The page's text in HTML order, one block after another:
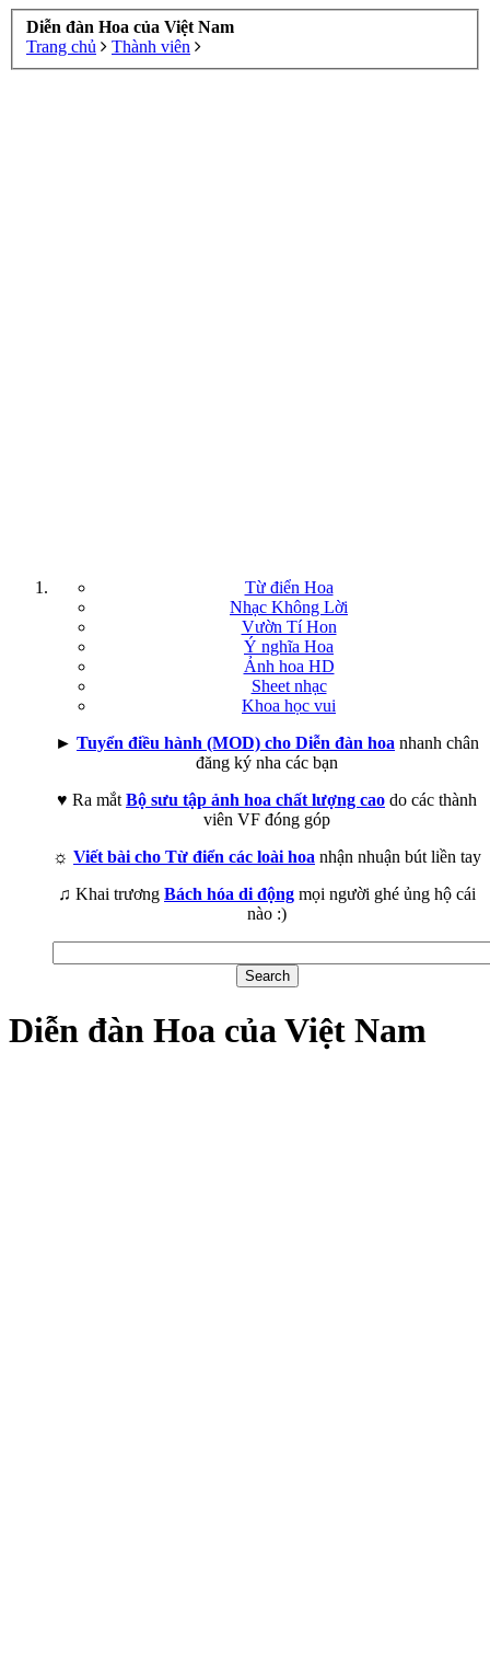
Diễn đàn Hoa của Việt Nam
Trang chủ
Thành viên
Từ điển Hoa
Nhạc Không Lời
Vườn Tí Hon
Ý nghĩa Hoa
Ảnh hoa HD
Sheet nhạc
Khoa học vui
► Tuyển điều hành (MOD) cho Diễn đàn hoa nhanh chân
đăng ký nha các bạn
♥ Ra mắt Bộ sưu tập ảnh hoa chất lượng cao do các thành
viên VF đóng góp
☼ Viết bài cho Từ điển các loài hoa nhận nhuận bút liền tay
♫ Khai trương Bách hóa di động mọi người ghé ủng hộ cái
nào :)
Diễn đàn Hoa của Việt Nam